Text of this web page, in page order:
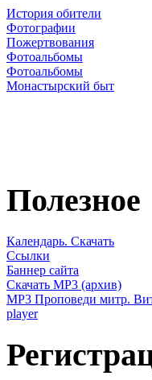
История обители
Фотографии
Пожертвования
Фотоальбомы
Фотоальбомы
Монастырский быт
Полезное
Календарь. Скачать
Ссылки
Баннер сайта
Скачать MP3 (архив)
MP3 Проповеди митр.
player